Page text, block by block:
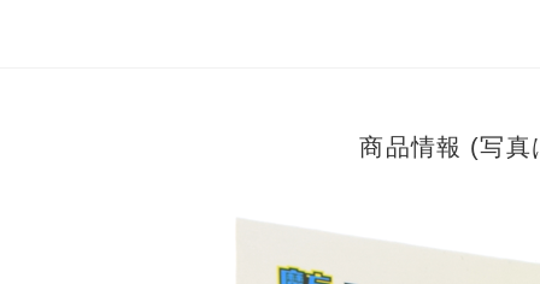
商品情報 (写真